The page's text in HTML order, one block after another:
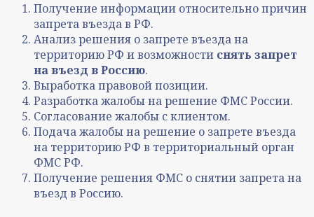
Получение информации относительно причин
запрета въезда в РФ.
Анализ решения о запрете въезда на
территорию РФ и возможности снять запрет
на въезд в Россию.
Выработка правовой позиции.
Разработка жалобы на решение ФМС России.
Согласование жалобы с клиентом.
Подача жалобы на решение о запрете въезда
на территорию РФ в территориальный орган
ФМС РФ.
Получение решения ФМС о снятии запрета на
въезд в Россию.